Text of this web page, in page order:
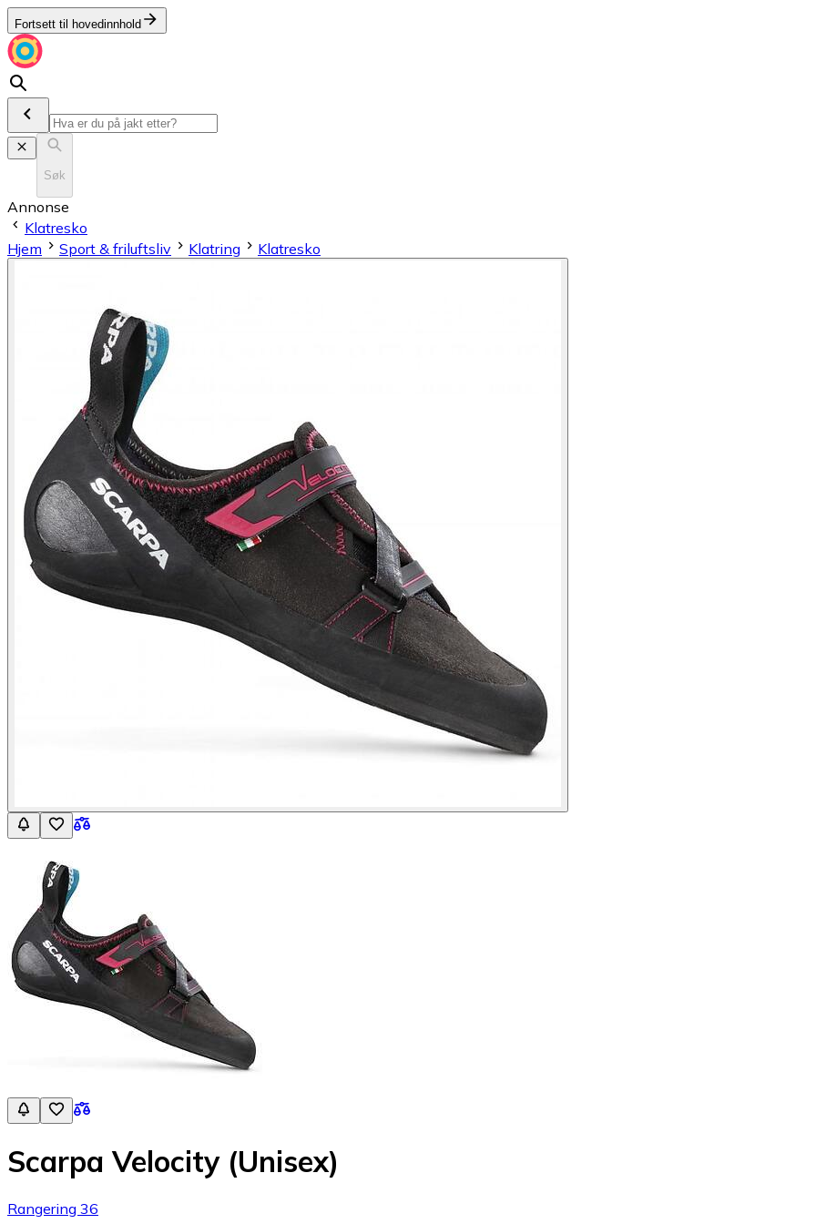
Fortsett til hovedinnhold
Søk
Annonse
Klatresko
Hjem
Sport & friluftsliv Klatring Klatresko
Scarpa Velocity (Unisex)
Rangering 36